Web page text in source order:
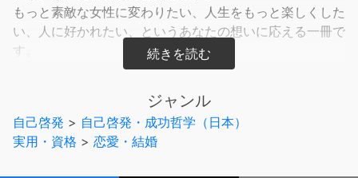
もっと素敵な女性に変わりたい、人生をもっと楽しくした
い、人に好かれたい、というあなたの想いに応える一冊で
す。
と評判のサロンがあります。
「大悟さんに切ってもらうと彼氏ができる」といううわさ
ジャンル
自己啓発 > 自己啓発・成功哲学（日本）
実用・資格 > 恋愛・結婚